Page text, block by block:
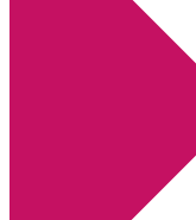
Webbshop Amazon
Utskriftscentralen
Min tv-blogg